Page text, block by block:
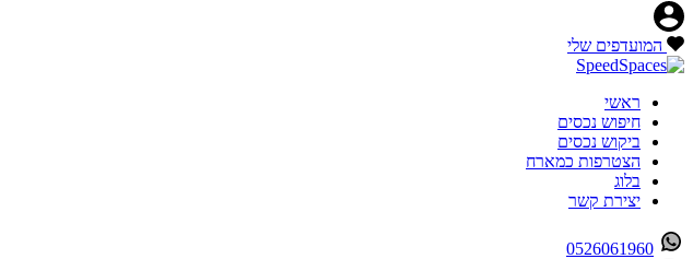
המועדפים שלי
ראשי
חיפוש נכסים
ביקוש נכסים
הצטרפות כמארח
בלוג
יצירת קשר
0526061960